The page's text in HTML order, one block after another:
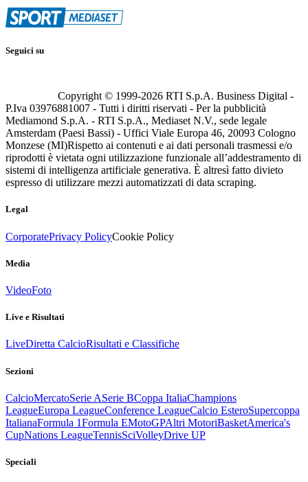
Seguici su
Copyright © 1999-2026 RTI S.p.A. Business Digital -
P.Iva 03976881007 - Tutti i diritti riservati - Per la pubblicità
Mediamond S.p.A. - RTI S.p.A., Mediaset N.V., sede legale
Amsterdam (Paesi Bassi) - Uffici Viale Europa 46, 20093 Cologno
Monzese (MI)Rispetto ai contenuti e ai dati personali trasmessi e/o
riprodotti è vietata ogni utilizzazione funzionale all’addestramento di
sistemi di intelligenza artificiale generativa. È altresì fatto divieto
espresso di utilizzare mezzi automatizzati di data scraping.
Legal
CorporatePrivacy PolicyCookie Policy
Media
VideoFoto
Live e Risultati
LiveDiretta CalcioRisultati e Classifiche
Sezioni
CalcioMercatoSerie ASerie BCoppa ItaliaChampions
LeagueEuropa LeagueConference LeagueCalcio EsteroSupercoppa
ItalianaFormula 1Formula EMotoGPAltri MotoriBasketAmerica's
CupNations LeagueTennisSciVolleyDrive UP
Speciali